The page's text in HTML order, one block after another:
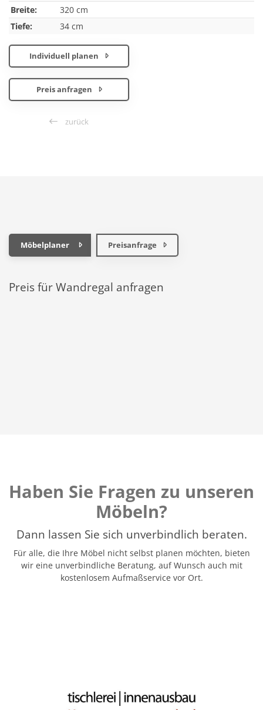
Breite:
320 cm
Tiefe:
34 cm
Individuell planen
Preis anfragen
zurück
Möbelplaner Preisanfrage
Preis für Wandregal anfragen
Haben Sie Fragen zu unseren
Möbeln?
Dann lassen Sie sich unverbindlich beraten.
Für alle, die Ihre Möbel nicht selbst planen möchten, bieten
wir eine unverbindliche Beratung, auf Wunsch auch mit
kostenlosem Aufmaßservice vor Ort.